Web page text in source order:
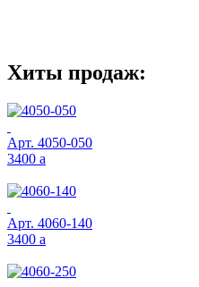
Хиты продаж:
Арт. 4050-050
3400 a
Арт. 4060-140
3400 a